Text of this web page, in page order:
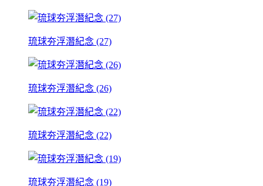
琉球夯浮潛紀念 (27)
琉球夯浮潛紀念 (26)
琉球夯浮潛紀念 (22)
琉球夯浮潛紀念 (19)